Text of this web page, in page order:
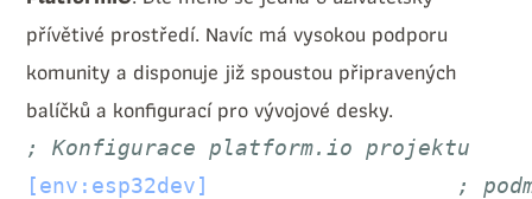
přívětivé prostředí. Navíc má vysokou podporu
komunity a disponuje již spoustou připravených
balíčků a konfigurací pro vývojové desky.
; Konfigurace platform.io projektu
[env:esp32dev]
;